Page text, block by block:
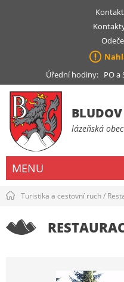
Úřední hodiny: PO a
BLUDOV
lázeňská obec
MENU
Turistika a cestovní ruch/